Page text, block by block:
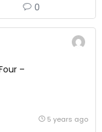
0
–
5 years ago